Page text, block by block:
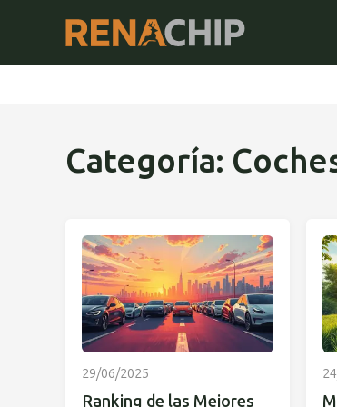
Categoría:
29/06/2025
Ranking de las Mejores